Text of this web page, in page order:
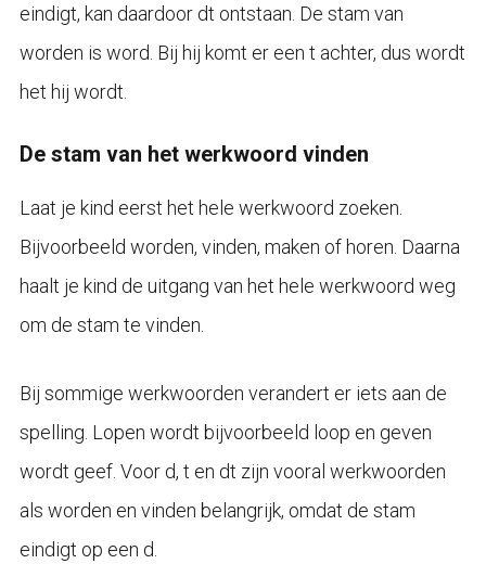
eindigt, kan daardoor dt ontstaan. De stam van
worden is word. Bij hij komt er een t achter, dus wordt
het hij wordt.
De stam van het werkwoord vinden
Laat je kind eerst het hele werkwoord zoeken.
Bijvoorbeeld worden, vinden, maken of horen. Daarna
haalt je kind de uitgang van het hele werkwoord weg
om de stam te vinden.
Bij sommige werkwoorden verandert er iets aan de
spelling. Lopen wordt bijvoorbeeld loop en geven
wordt geef. Voor d, t en dt zijn vooral werkwoorden
als worden en vinden belangrijk, omdat de stam
eindigt op een d.